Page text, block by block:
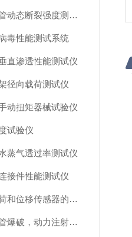
导丝导管动态断裂强度测试仪
毒性能测试系统
直渗透性能测试仪
径向载荷测试仪
动扭矩器械试验仪
试验仪
蒸气透过率测试仪
接件性能测试仪
使用载荷和位移传感器的塑料高速穿刺特性测试仪
高配导管爆破，动力注射中流量及压力测试仪